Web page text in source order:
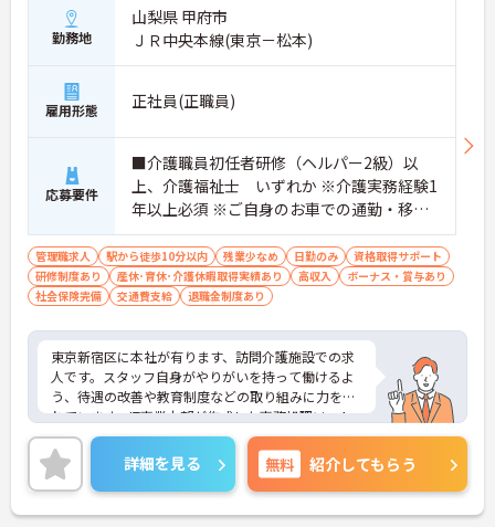
・完全週休2日制（曜日固定）を採用していること
により、先々の予定が立てやすくプライベートの時
間をしっかりと確保できる環境です
【専門資格を活かした収入アップと明確なキャリア
形成が期待できます】
・資格手当が支給されるほか、年2回の評価面談で
個人の頑張りが給与に還元される仕組みが整ってい
ます
・サービス提供責任者や管理者へのキャリアアップ
【IT化と手厚いフォロー体制により、業務のストレ
スを軽減できます】
・記録票の提出やシフト確認をすべてスマートフォ
ンで行えるため、手書きの書類作成や事業所への移
動の手間が省けケア業務に集中できます
・定期的な面談を通じて上司がフォローする体制が
あり、訪問介護でありながら孤立することなくチー
ムの支援を受けながら業務に取り組めます
勤務地
山梨県 甲府市
ＪＲ中央本線(東京－松本)
雇用形態 正社員(正職員)
応募要件
■介護職員初任者研修（ヘルパー2級）以
上、介護福祉士 いずれか ※介護実務経験1
年以上必須 ※ご自身のお車での通勤・移動
が可能な方
管理職求人 駅から徒歩10分以内 残業少なめ 日勤のみ
資格取得サポート
研修制度あり
産休･育休･介護休暇取得実績あり 高収入
ボーナス・賞与あり
社会保険完備
交通費支給 退職金制度あり
東京新宿区に本社が有ります、訪問介護施設での求
人です。スタッフ自身がやりがいを持って働けるよ
う、待遇の改善や教育制度などの取り組みに力を入
れています。IT事業本部が作成した事務処理ソフト
を導入しており、事務作業は少なく、その分ご利用
者様への対応を重視することもできます。入社後の
研修はもちろん、介護技術研修、PC研修、マナー研
修、資格取得のための勉強会等ステップに応じて用
意されており安心してご就業いただけます。
詳細を見る 無料 紹介してもらう